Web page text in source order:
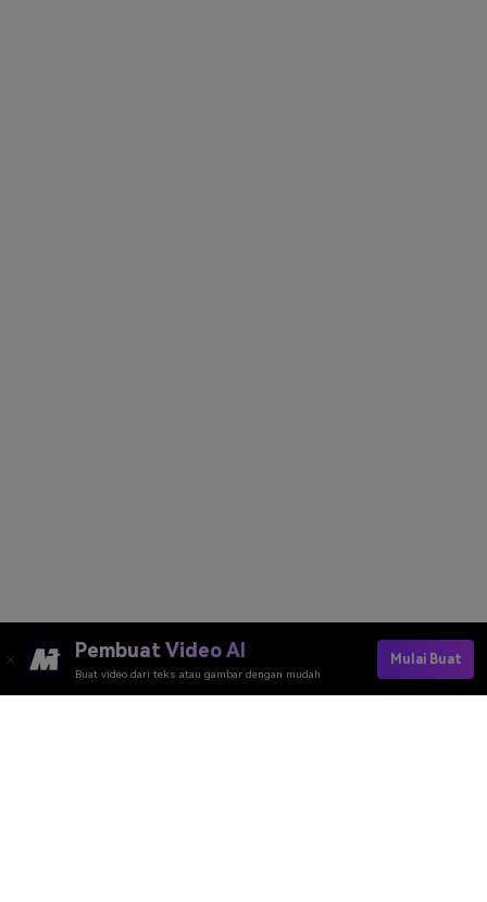
Pembuat Video AI
Buat video dari teks atau gambar dengan mudah
Mulai Buat